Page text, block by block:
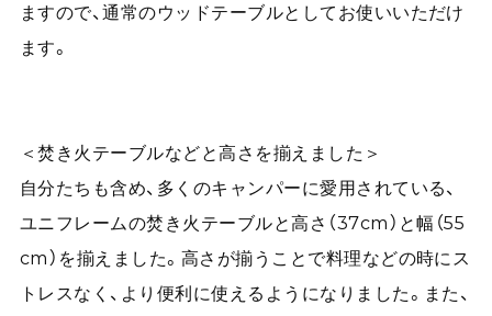
ますので、通常のウッドテーブルとしてお使いいただけ
ます。
＜焚き火テーブルなどと高さを揃えました＞
自分たちも含め、多くのキャンパーに愛用されている、
ユニフレームの焚き火テーブルと高さ（37cm）と幅（55
cm）を揃えました。高さが揃うことで料理などの時にス
トレスなく、より便利に使えるようになりました。また、